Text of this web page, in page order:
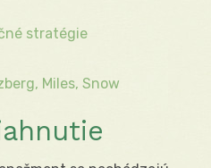
stratégie
Miles, Snow